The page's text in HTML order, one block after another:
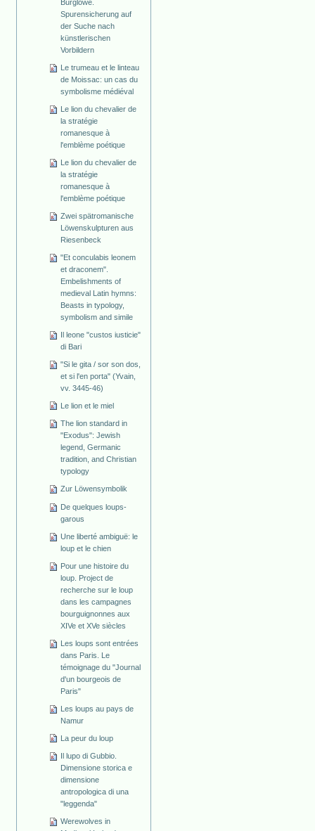
Burglöwe.
Spurensicherung auf
der Suche nach
künstlerischen
Vorbildern
Le trumeau et le linteau
de Moissac: un cas du
symbolisme médiéval
Le lion du chevalier de
la stratégie
romanesque à
l'emblème poétique
Le lion du chevalier de
la stratégie
romanesque à
l'emblème poétique
Zwei spätromanische
Löwenskulpturen aus
Riesenbeck
"Et conculabis leonem
et draconem".
Embelishments of
medieval Latin hymns:
Beasts in typology,
symbolism and simile
Il leone "custos iusticie"
di Bari
"Si le gita / sor son dos,
et si l'en porta" (Yvain,
vv. 3445-46)
Le lion et le miel
The lion standard in
"Exodus": Jewish
legend, Germanic
tradition, and Christian
typology
Zur Löwensymbolik
De quelques loups-
garous
Une liberté ambiguë: le
loup et le chien
Pour une histoire du
loup. Project de
recherche sur le loup
dans les campagnes
bourguignonnes aux
XIVe et XVe siècles
Les loups sont entrées
dans Paris. Le
témoignage du "Journal
d'un bourgeois de
Paris"
Les loups au pays de
Namur
La peur du loup
Il lupo di Gubbio.
Dimensione storica e
dimensione
antropologica di una
"leggenda"
Werewolves in